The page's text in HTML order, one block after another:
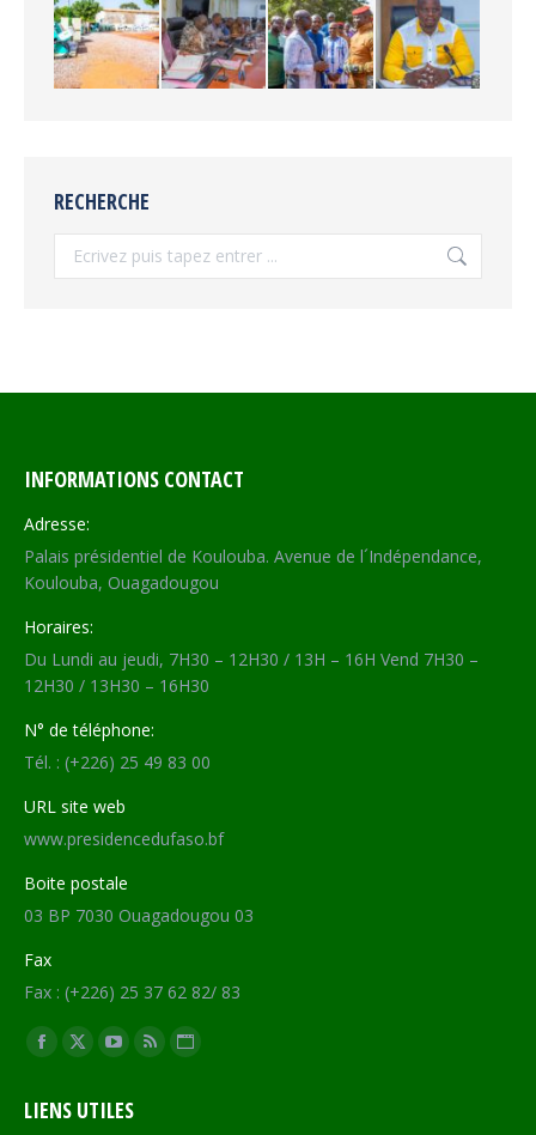
RECHERCHE
INFORMATIONS CONTACT
Adresse:
Palais présidentiel de Koulouba. Avenue de l´Indépendance,
Koulouba, Ouagadougou
Horaires:
Du Lundi au jeudi, 7H30 – 12H30 / 13H – 16H Vend 7H30 –
12H30 / 13H30 – 16H30
N° de téléphone:
Tél. : (+226) 25 49 83 00
URL site web
www.presidencedufaso.bf
Boite postale
03 BP 7030 Ouagadougou 03
Fax
Fax : (+226) 25 37 62 82/ 83
Trouvez nous sur :
Facebook
opens
X
opens
YouTube
opens
RSS Site
LIENS UTILES